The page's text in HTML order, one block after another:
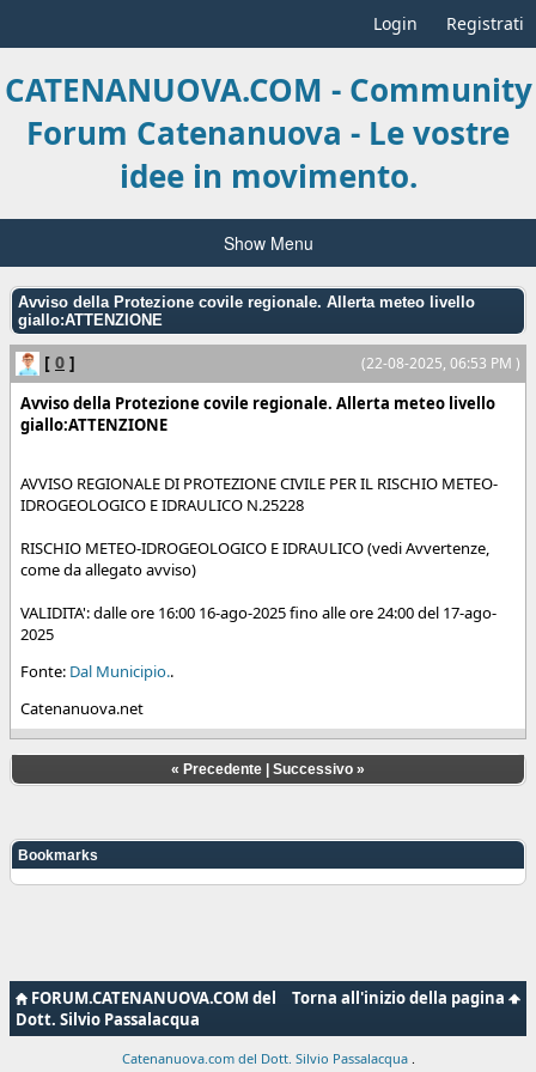
Login Registrati
CATENANUOVA.COM - Community
Forum Catenanuova - Le vostre
idee in movimento.
Show Menu
Avviso della Protezione covile regionale. Allerta meteo livello
giallo:ATTENZIONE
(22-08-2025, 06:53 PM )
[ 0 ]
Avviso della Protezione covile regionale. Allerta meteo livello
giallo:ATTENZIONE
AVVISO REGIONALE DI PROTEZIONE CIVILE PER IL RISCHIO METEO-
IDROGEOLOGICO E IDRAULICO N.25228
RISCHIO METEO-IDROGEOLOGICO E IDRAULICO (vedi Avvertenze,
come da allegato avviso)
VALIDITA': dalle ore 16:00 16-ago-2025 fino alle ore 24:00 del 17-ago-
2025
Fonte: Dal Municipio..
Catenanuova.net
« Precedente Successivo »
Bookmarks
Torna all'inizio della pagina
FORUM.CATENANUOVA.COM del
Dott. Silvio Passalacqua
Catenanuova.com del Dott. Silvio Passalacqua